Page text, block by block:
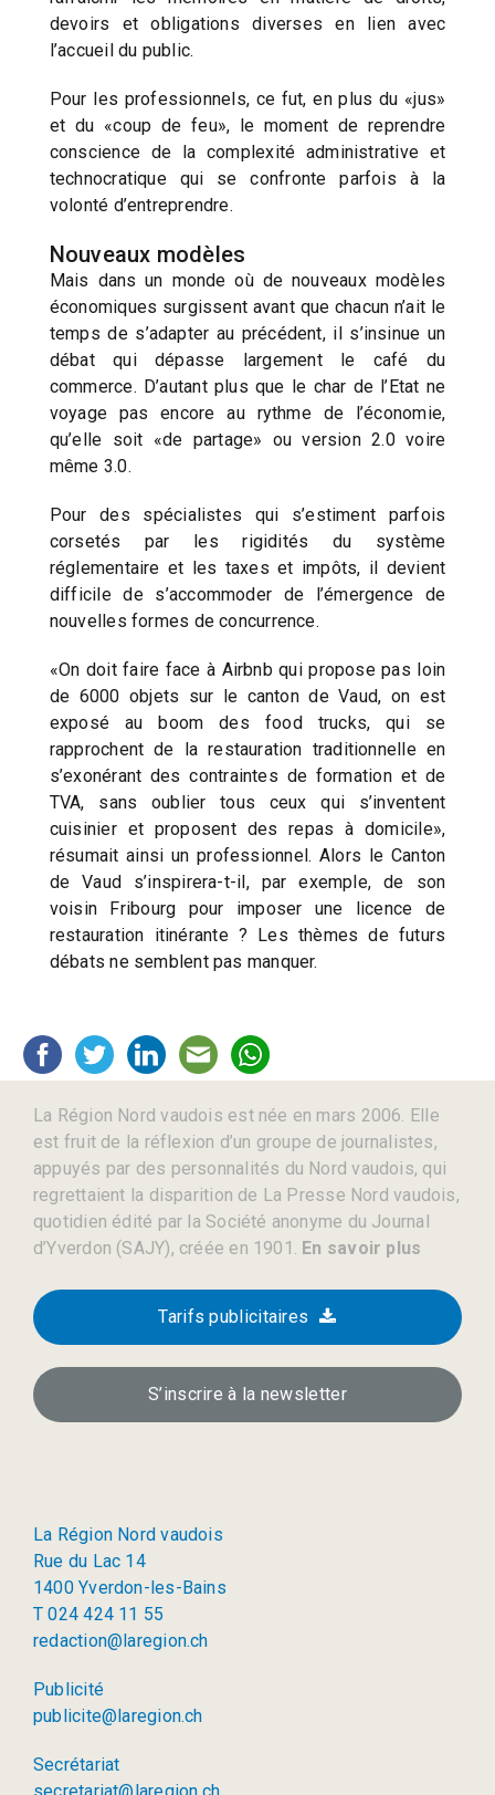
devoirs et obligations diverses en lien avec
l’accueil du public.
Pour les professionnels, ce fut, en plus du «jus»
et du «coup de feu», le moment de reprendre
conscience de la complexité administrative et
technocratique qui se confronte parfois à la
volonté d’entreprendre.
Nouveaux modèles
Mais dans un monde où de nouveaux modèles
économiques surgissent avant que chacun n’ait le
temps de s’adapter au précédent, il s’insinue un
débat qui dépasse largement le café du
commerce. D’autant plus que le char de l’Etat ne
voyage pas encore au rythme de l’économie,
qu’elle soit «de partage» ou version 2.0 voire
même 3.0.
Pour des spécialistes qui s’estiment parfois
corsetés par les rigidités du système
réglementaire et les taxes et impôts, il devient
difficile de s’accommoder de l’émergence de
nouvelles formes de concurrence.
«On doit faire face à Airbnb qui propose pas loin
de 6000 objets sur le canton de Vaud, on est
exposé au boom des food trucks, qui se
rapprochent de la restauration traditionnelle en
s’exonérant des contraintes de formation et de
TVA, sans oublier tous ceux qui s’inventent
cuisinier et proposent des repas à domicile»,
résumait ainsi un professionnel. Alors le Canton
de Vaud s’inspirera-t-il, par exemple, de son
voisin Fribourg pour imposer une licence de
restauration itinérante ? Les thèmes de futurs
débats ne semblent pas manquer.
La Région Nord vaudois est née en mars 2006. Elle
est fruit de la réflexion d’un groupe de journalistes,
appuyés par des personnalités du Nord vaudois, qui
regrettaient la disparition de La Presse Nord vaudois,
quotidien édité par la Société anonyme du Journal
d’Yverdon (SAJY), créée en 1901. En savoir plus
Tarifs publicitaires
S’inscrire à la newsletter
La Région Nord vaudois
Rue du Lac 14
1400 Yverdon-les-Bains
T 024 424 11 55
redaction@laregion.ch
Publicité
publicite@laregion.ch
Secrétariat